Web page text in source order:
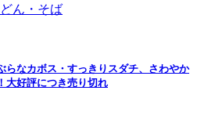
ん・そば
らなカボス・すっきりスダチ、さわやか
大好評につき売り切れ